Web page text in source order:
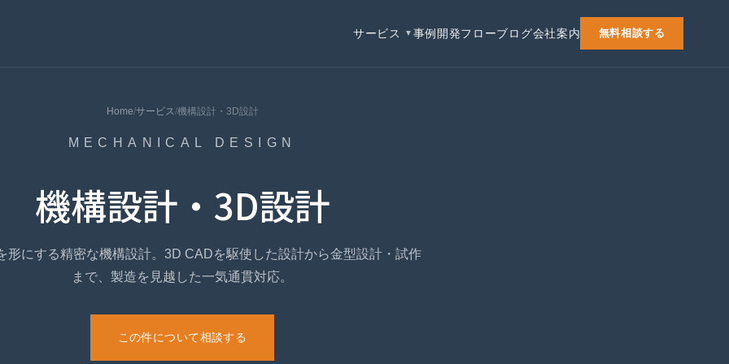
サービス ▼ 事例 開発フローブログ会社案内 無料相談する
Home/サービス/機構設計・3D設計
MECHANICAL DESIGN
機構設計・3D設計
形にする精密な機構設計。3D CADを駆使した設計から金型設計・試作
まで、製造を見越した一気通貫対応。
この件について相談する